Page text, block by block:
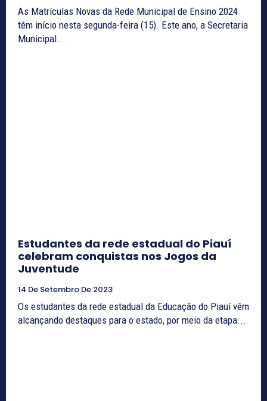
As Matrículas Novas da Rede Municipal de Ensino 2024
têm início nesta segunda-feira (15). Este ano, a Secretaria
Municipal...
Estudantes da rede estadual do Piauí
celebram conquistas nos Jogos da
Juventude
14 De Setembro De 2023
Os estudantes da rede estadual da Educação do Piauí vêm
alcançando destaques para o estado, por meio da etapa...